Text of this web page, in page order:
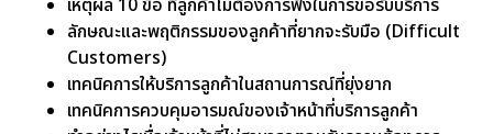
เหตุผล 10 ข้อ ที่ลูกค้าไม่ต้องการฟังในการขอรับบริการ
ลักษณะและพฤติกรรมของลูกค้าที่ยากจะรับมือ (Difficult
Customers)
เทคนิคการให้บริการลูกค้าในสถานการณ์ที่ยุ่งยาก
เทคนิคการควบคุมอารมณ์ของเจ้าหน้าที่บริการลูกค้า